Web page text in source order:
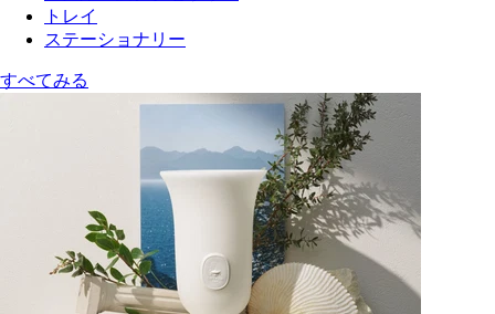
トレイ
ステーショナリー
すべてみる